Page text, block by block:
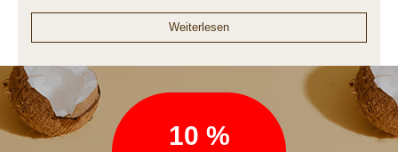
Weiterlesen
Newsletter
10 %